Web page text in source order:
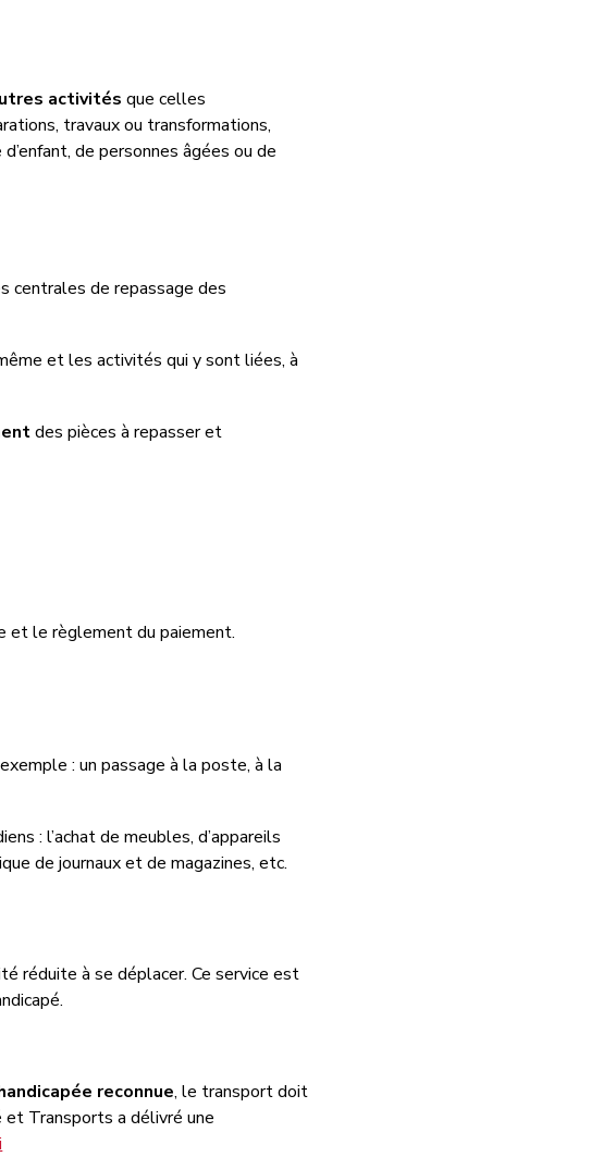
activités que celles
s, travauxou transformations,
d’enfant, de personnes âgées ou de
centrales de repassage des
et les activités qui y sont liées, à
des pièces à repasser et
et le règlement dupaiement.
exemple : un passage à laposte,à la
: l’achat de meubles, d’appareils
de journaux et de magazines, etc.
réduite à se déplacer. Ce service est
reconnue, le transport doit
Transports a délivré une